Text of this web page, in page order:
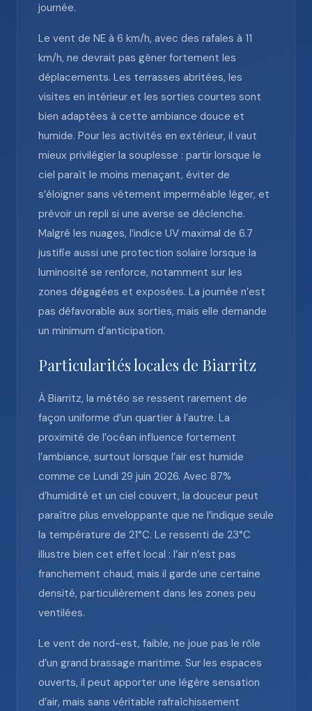
journée.
Le vent de NE à 6 km/h, avec des rafales à 11
km/h, ne devrait pas gêner fortement les
déplacements. Les terrasses abritées, les
visites en intérieur et les sorties courtes sont
bien adaptées à cette ambiance douce et
humide. Pour les activités en extérieur, il vaut
mieux privilégier la souplesse : partir lorsque le
ciel paraît le moins menaçant, éviter de
s’éloigner sans vêtement imperméable léger, et
prévoir un repli si une averse se déclenche.
Malgré les nuages, l’indice UV maximal de 6.7
justifie aussi une protection solaire lorsque la
luminosité se renforce, notamment sur les
zones dégagées et exposées. La journée n’est
pas défavorable aux sorties, mais elle demande
un minimum d’anticipation.
Particularités locales de Biarritz
À Biarritz, la météo se ressent rarement de
façon uniforme d’un quartier à l’autre. La
proximité de l’océan influence fortement
l’ambiance, surtout lorsque l’air est humide
comme ce Lundi 29 juin 2026. Avec 87%
d’humidité et un ciel couvert, la douceur peut
paraître plus enveloppante que ne l’indique seule
la température de 21°C. Le ressenti de 23°C
illustre bien cet effet local : l’air n’est pas
franchement chaud, mais il garde une certaine
densité, particulièrement dans les zones peu
ventilées.
Le vent de nord-est, faible, ne joue pas le rôle
d’un grand brassage maritime. Sur les espaces
ouverts, il peut apporter une légère sensation
d’air, mais sans véritable rafraîchissement